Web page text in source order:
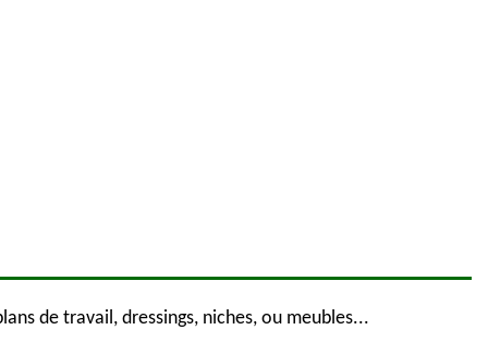
de travail, dressings, niches, ou meubles...